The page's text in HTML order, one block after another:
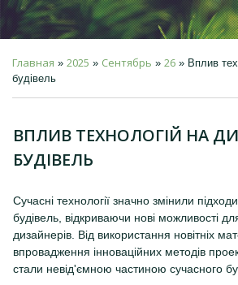
Главная » 2025 » Сентябрь » 26 » Вплив
будівель
ВПЛИВ ТЕХНОЛОГІЙ НА
БУДІВЕЛЬ
Сучасні технології значно змінили
будівель, відкриваючи нові можливості
дизайнерів. Від використання новітніх
впровадження інноваційних методів
стали невід'ємною частиною сучасного